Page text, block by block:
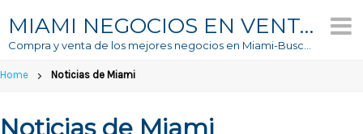
content
MIAMI NEGOCIOS EN VENTA
Home Noticias de Miami
Noticias de Miami